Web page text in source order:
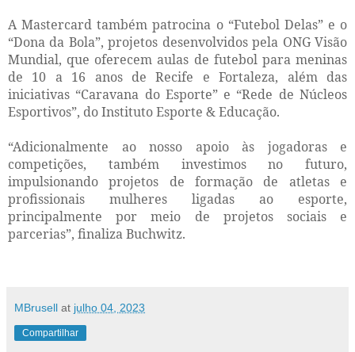
A Mastercard também patrocina o “Futebol Delas” e o
“Dona da Bola”, projetos desenvolvidos pela ONG Visão
Mundial, que oferecem aulas de futebol para meninas
de 10 a 16 anos de Recife e Fortaleza, além das
iniciativas “Caravana do Esporte” e “Rede de Núcleos
Esportivos”, do Instituto Esporte & Educação.
“Adicionalmente ao nosso apoio às jogadoras e
competições, também investimos no futuro,
impulsionando projetos de formação de atletas e
profissionais mulheres ligadas ao esporte,
principalmente por meio de projetos sociais e
parcerias”, finaliza Buchwitz.
MBrusell at julho 04, 2023
Compartilhar